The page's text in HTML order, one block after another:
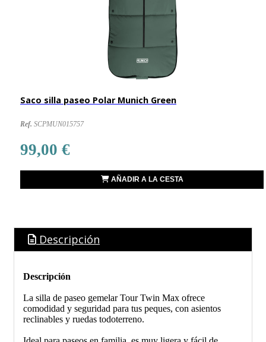
Saco silla paseo Polar Munich Green
Ref. SCPMUN015757
99,00 €
AÑADIR A LA CESTA
Descripción
Descripción
La silla de paseo gemelar Tour Twin Max ofrece
comodidad y seguridad para tus peques, con asientos
reclinables y ruedas todoterreno.